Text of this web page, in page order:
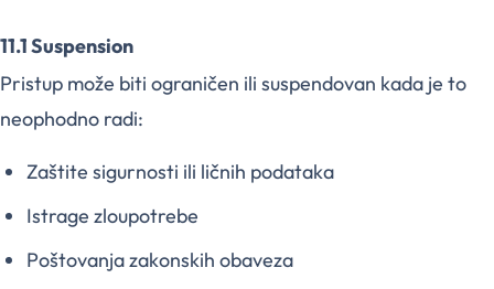
11.1 Suspension
Pristup može biti ograničen ili suspendovan kada je to
neophodno radi:
Zaštite sigurnosti ili ličnih podataka
Istrage zloupotrebe
Poštovanja zakonskih obaveza